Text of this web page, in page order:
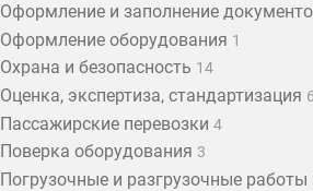
Оформление и заполнение
Оформление оборудования 1
Охрана и безопасность 14
Оценка, экспертиза, стандартизация 6
Пассажирские перевозки 4
Поверка оборудования 3
Погрузочные и разгрузочные работы